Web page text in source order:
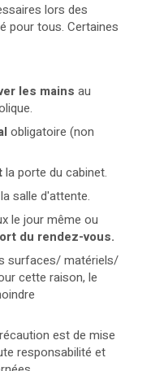
lors des
pour tous. Certaines
les mains au
obligatoire (non
la porte du cabinet.
salle d'attente.
le jour même ou
du rendez-vous.
surfaces/ matériels/
cette raison, le
est de mise
responsabilité et